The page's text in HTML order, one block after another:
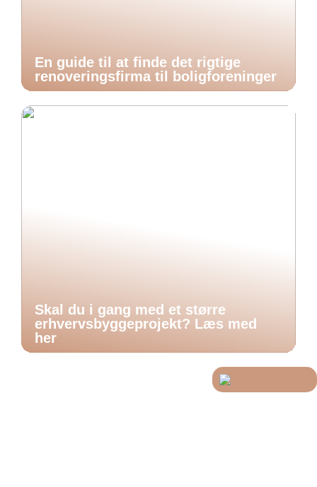
En guide til at finde det rigtige
renoveringsfirma til boligforeninger
Skal du i gang med et større
erhvervsbyggeprojekt? Læs med
her